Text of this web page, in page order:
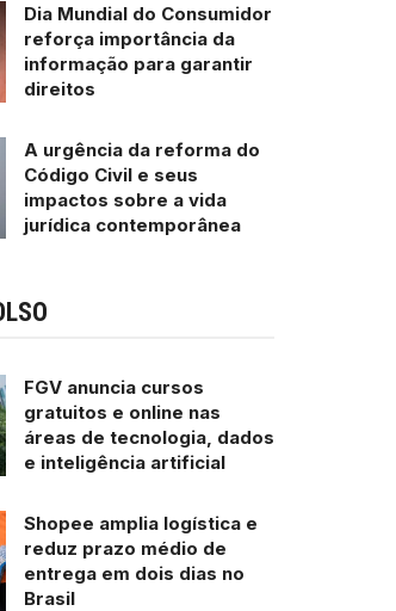
Dia Mundial do Consumidor
reforça importância da
informação para garantir
direitos
A urgência da reforma do
Código Civil e seus
impactos sobre a vida
jurídica contemporânea
FGV anuncia cursos
gratuitos e online nas
áreas de tecnologia, dados
e inteligência artificial
Shopee amplia logística e
reduz prazo médio de
entrega em dois dias no
Brasil